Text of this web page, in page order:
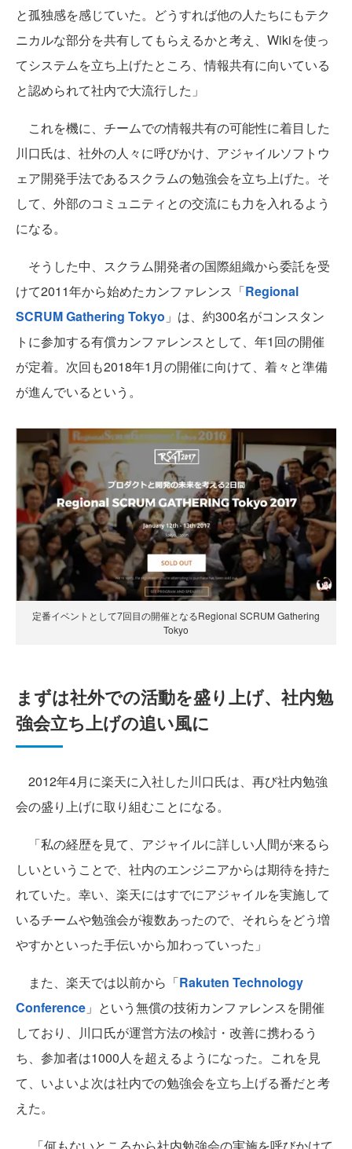
と孤独感を感じていた。どうすれば他の人たちにもテク
ニカルな部分を共有してもらえるかと考え、Wikiを使っ
てシステムを立ち上げたところ、情報共有に向いている
と認められて社内で大流行した」
これを機に、チームでの情報共有の可能性に着目した
川口氏は、社外の人々に呼びかけ、アジャイルソフトウ
ェア開発手法であるスクラムの勉強会を立ち上げた。そ
して、外部のコミュニティとの交流にも力を入れるよう
になる。
そうした中、スクラム開発者の国際組織から委託を受
けて2011年から始めたカンファレンス「Regional
SCRUM Gathering Tokyo 」は、約300名がコンスタン
トに参加する有償カンファレンスとして、年1回の開催
が定着。次回も2018年1月の開催に向けて、着々と準備
が進んでいるという。
定番イベントとして7回目の開催となるRegional SCRUM Gathering
Tokyo
まずは社外での活動を盛り上げ、社内勉
強会立ち上げの追い風に
2012年4月に楽天に入社した川口氏は、再び社内勉強
会の盛り上げに取り組むことになる。
「私の経歴を見て、アジャイルに詳しい人間が来るら
しいということで、社内のエンジニアからは期待を持た
れていた。幸い、楽天にはすでにアジャイルを実施して
いるチームや勉強会が複数あったので、それらをどう増
やすかといった手伝いから加わっていった」
また、楽天では以前から「Rakuten Technology
Conference 」という無償の技術カンファレンスを開催
しており、川口氏が運営方法の検討・改善に携わるう
ち、参加者は1000人を超えるようになった。これを見
て、いよいよ次は社内での勉強会を立ち上げる番だと考
えた。
「何もないところから社内勉強会の実施を呼びかけて